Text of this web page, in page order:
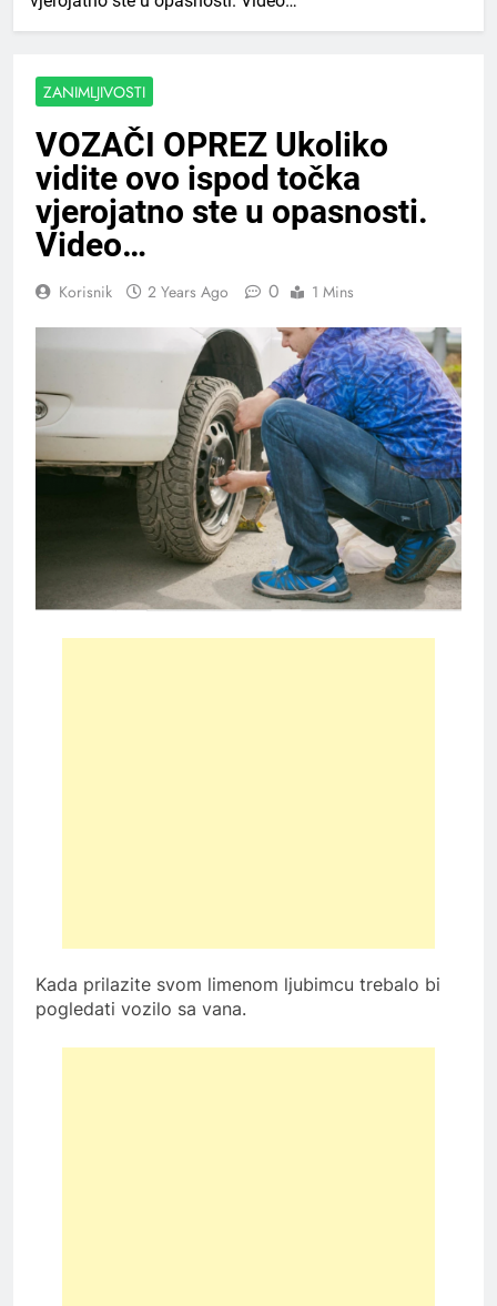
ZANIMLJIVOSTI
VOZAČI OPREZ Ukoliko
vidite ovo ispod točka
vjerojatno ste u opasnosti.
Video…
Korisnik 2 Years Ago 0 1 Mins
Kada prilazite svom limenom ljubimcu trebalo bi
pogledati vozilo sa vana.